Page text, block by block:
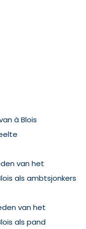
à Blois
van het
als ambtsjonkers
van het
als pand